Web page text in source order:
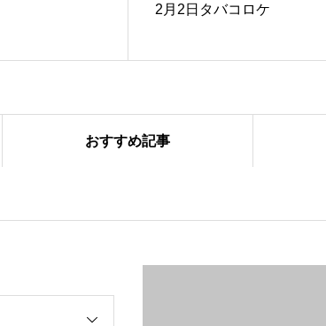
2月2日タバコロケ
おすすめ記事